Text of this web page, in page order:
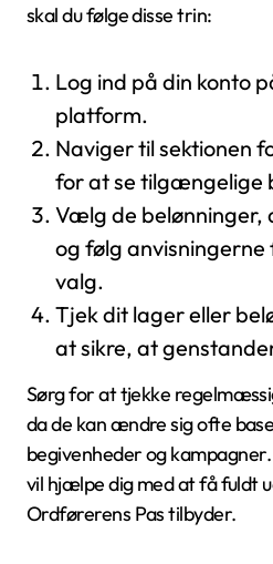
skal du følge disse trin:
Log ind på din konto
platform.
Naviger til sektionen
for at se tilgængelige
Vælg de belønninger,
og følg
valg.
Tjek dit lager eller
at sikre, at
Sørg for at tjekke
da de kan ændre sig ofte
begivenheder og
vil hjælpe dig med at få fuldt
Ordførerens Pas tilbyder.